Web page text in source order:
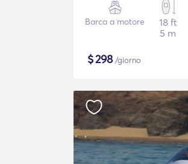
Barca a motore
18 ft
5 m
$298/giorno